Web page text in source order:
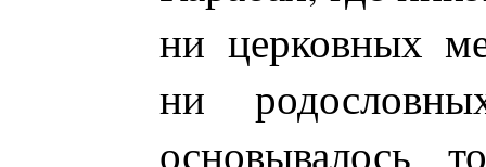
ни церковных
ни
основывалось